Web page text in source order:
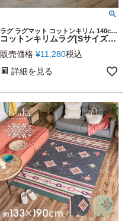
ラグ ラグマット コットンキリム 140cm 200cm インド綿
コットンキリムラグ[Sサイズ]140×200cm[Gタイプ](31230)【生活雑貨のELEMENTS本店】
販売価格 ¥11,280税込
詳細を見る